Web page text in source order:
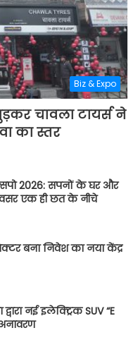
Biz & Expo
चावला टायर्स ने
का स्तर
2026: सपनों के घर और
एक ही छत के नीचे
बना निवेश का नया केंद्र
नई इलेक्ट्रिक SUV “E